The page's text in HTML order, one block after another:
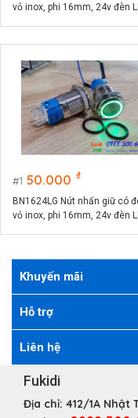
vỏ inox, phi 16mm, 24v đèn
1 50.000 ₫
BN1624LG Nút nhấn giữ có
vỏ inox, phi 16mm, 24v đèn
Khuyến mãi
Hỗ trợ
Liên hệ
Fukidi
Địa chỉ: 412/1A Nhật